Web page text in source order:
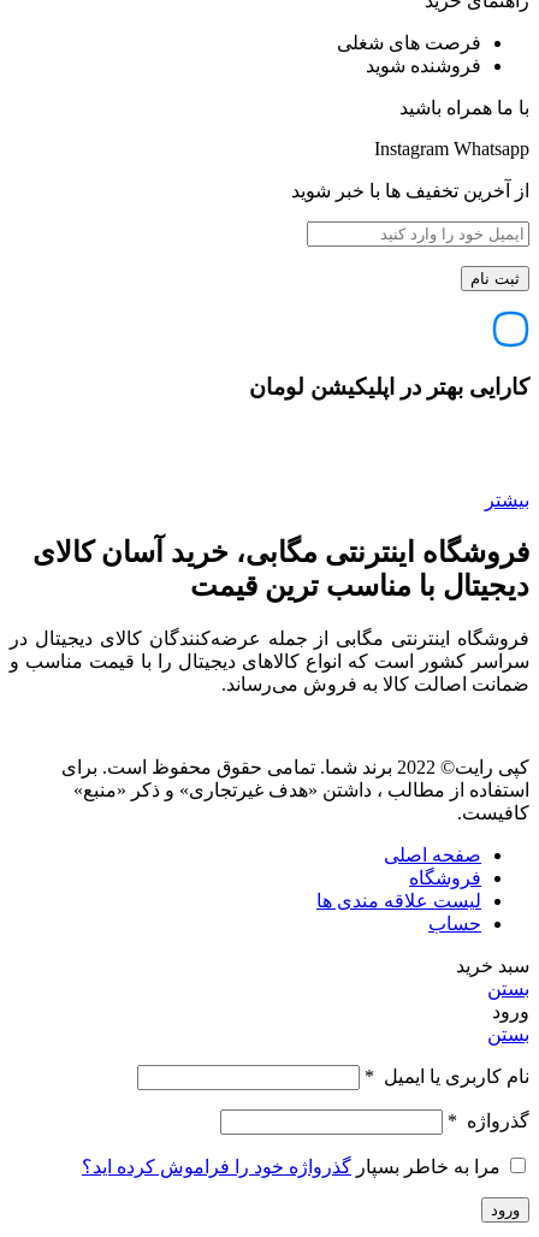
فرصت های شغلی
فروشنده شوید
با ما همراه باشید
Instagram Whatsapp
از آخرین تخفیف ها با خبر شوید
کارایی بهتر در اپلیکیشن لومان
بیشتر
فروشگاه اینترنتی مگابی، خرید آسان کالای
دیجیتال با مناسب ترین قیمت
فروشگاه اینترنتی مگابی از جمله عرضه‌کنندگان کالای دیجیتال در
سراسر کشور است که انواع کالاهای دیجیتال را با قیمت مناسب و
ضمانت اصالت کالا به فروش می‌رساند.
کپی رایت© 2022 برند شما. تمامی حقوق محفوظ است. برای
استفاده از مطالب ، داشتن «هدف غیرتجاری» و ذکر «منبع»
کافیست.
صفحه اصلی
فروشگاه
لیست علاقه مندی ها
حساب
سبد خرید
بستن
ورود
بستن
نام کاربری یا ایمیل *
گذرواژه *
مرا به خاطر بسپار گذرواژه خود را فراموش کرده اید؟
ورود